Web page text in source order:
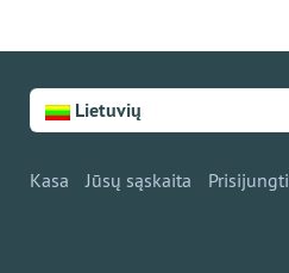
Lietuvių
Kasa Jūsų sąskaita Prisijungti